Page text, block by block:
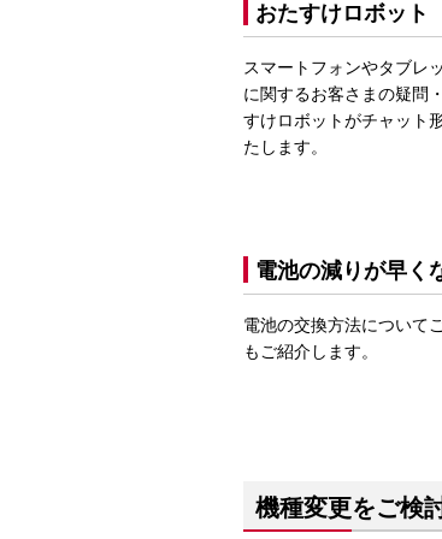
おたすけロボット
スマートフォンやタブレ
に関するお客さまの疑問
すけロボットがチャット
たします。
電池の減りが早く
電池の交換方法について
もご紹介します。
機種変更をご検